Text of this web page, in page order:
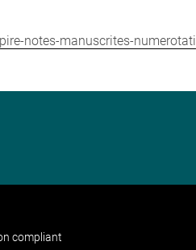
notes-manuscrites-numerotati
compliant